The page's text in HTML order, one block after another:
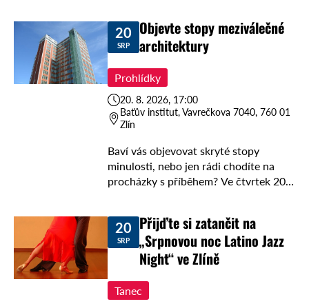
20
SRP
Objevte stopy meziválečné
architektury
Prohlídky
20. 8. 2026, 17:00
Baťův institut, Vavrečkova 7040, 760 01
Zlín
Baví vás objevovat skryté stopy
minulosti, nebo jen rádi chodíte na
procházky s příběhem? Ve čtvrtek 20.
komentovaná …
20
SRP
Přijďte si zatančit na
„Srpnovou noc Latino Jazz
Night“ ve Zlíně
Tanec